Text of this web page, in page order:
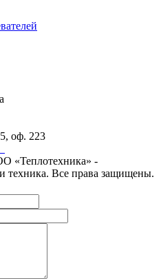
оф. 223
«Теплотехника» -
техника. Все права защищены.